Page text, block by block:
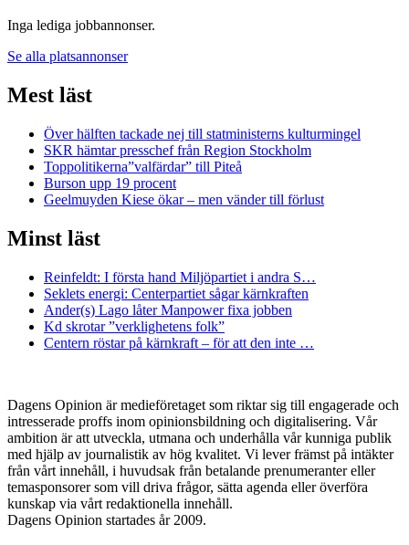
Inga lediga jobbannonser.
Se alla platsannonser
Mest läst
Över hälften tackade nej till statministerns kulturmingel
SKR hämtar presschef från Region Stockholm
Toppolitikerna”valfärdar” till Piteå
Burson upp 19 procent
Geelmuyden Kiese ökar – men vänder till förlust
Minst läst
Reinfeldt: I första hand Miljöpartiet i andra S…
Seklets energi: Centerpartiet sågar kärnkraften
Ander(s) Lago låter Manpower fixa jobben
Kd skrotar ”verklighetens folk”
Centern röstar på kärnkraft – för att den inte …
Dagens Opinion är medieföretaget som riktar sig till engagerade och
intresserade proffs inom opinionsbildning och digitalisering. Vår
ambition är att utveckla, utmana och underhålla vår kunniga publik
med hjälp av journalistik av hög kvalitet. Vi lever främst på intäkter
från vårt innehåll, i huvudsak från betalande prenumeranter eller
temasponsorer som vill driva frågor, sätta agenda eller överföra
kunskap via vårt redaktionella innehåll.
Dagens Opinion startades år 2009.